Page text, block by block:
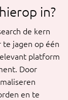
in?
de kern
jagen op één
platform
Door
en te